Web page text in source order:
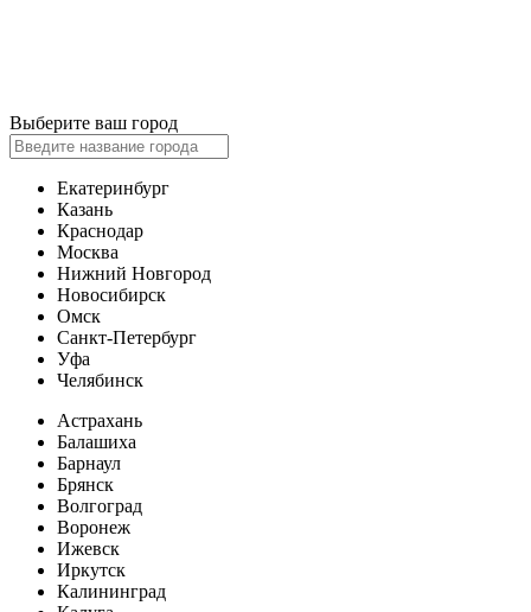
Выберите ваш город
Екатеринбург
Казань
Краснодар
Москва
Нижний Новгород
Новосибирск
Омск
Санкт-Петербург
Уфа
Челябинск
Астрахань
Балашиха
Барнаул
Брянск
Волгоград
Воронеж
Ижевск
Иркутск
Калининград